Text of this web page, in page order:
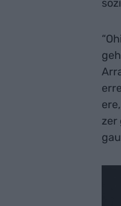
zer